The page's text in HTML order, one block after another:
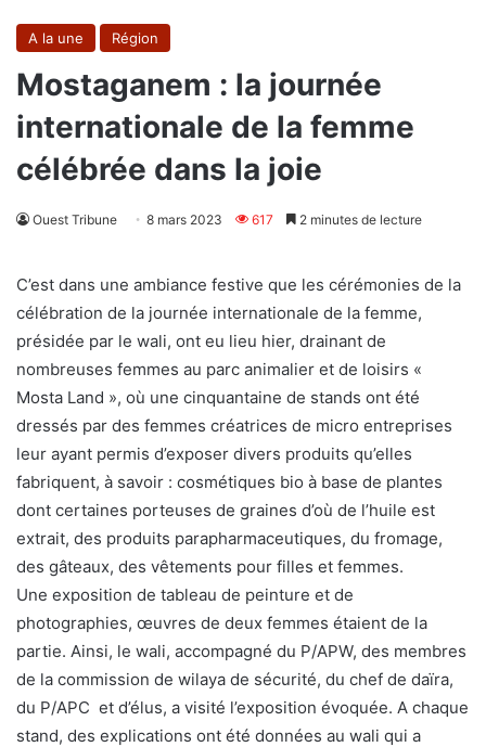
A la une Région
Mostaganem : la journée
internationale de la femme
célébrée dans la joie
Ouest Tribune 8 mars 2023 617 2 minutes de lecture
C’est dans une ambiance festive que les cérémonies de la
célébration de la journée internationale de la femme,
présidée par le wali, ont eu lieu hier, drainant de
nombreuses femmes au parc animalier et de loisirs «
Mosta Land », où une cinquantaine de stands ont été
dressés par des femmes créatrices de micro entreprises
leur ayant permis d’exposer divers produits qu’elles
fabriquent, à savoir : cosmétiques bio à base de plantes
dont certaines porteuses de graines d’où de l’huile est
extrait, des produits parapharmaceutiques, du fromage,
des gâteaux, des vêtements pour filles et femmes.
Une exposition de tableau de peinture et de
photographies, œuvres de deux femmes étaient de la
partie. Ainsi, le wali, accompagné du P/APW, des membres
de la commission de wilaya de sécurité, du chef de daïra,
du P/APC et d’élus, a visité l’exposition évoquée. A chaque
stand, des explications ont été données au wali qui a